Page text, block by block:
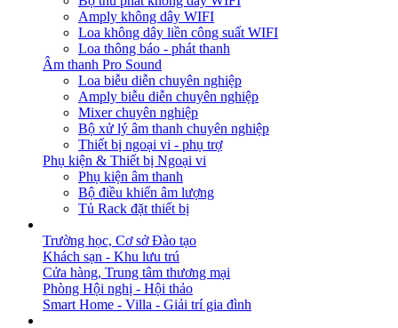
Amply không dây WIFI
Loa không dây liền công suất WIFI
Loa thông báo - phát thanh
Âm thanh Pro Sound
Loa biễu diễn chuyên nghiệp
Amply biễu diễn chuyên nghiệp
Mixer chuyên nghiệp
Bộ xử lý âm thanh chuyên nghiệp
Thiết bị ngoại vi - phụ trợ
Phụ kiện & Thiết bị Ngoại vi
Phụ kiện âm thanh
Bộ điều khiển âm lượng
Tủ Rack đặt thiết bị
Trường học, Cơ sở Đào tạo
Khách sạn - Khu lưu trú
Cửa hàng, Trung tâm thương mại
Phòng Hội nghị - Hội thảo
Smart Home - Villa - Giải trí gia đình